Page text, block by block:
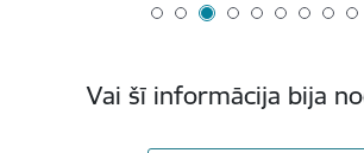
Vai šī informācija bija